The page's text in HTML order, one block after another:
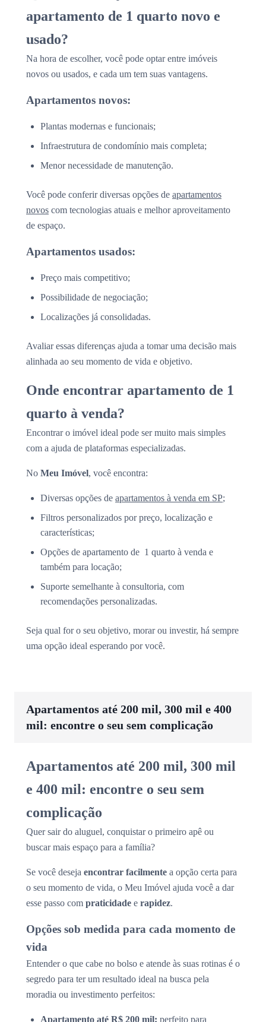
apartamento de 1 quarto novo e
usado?
Na hora de escolher, você pode optar entre imóveis
novos ou usados, e cada um tem suas vantagens.
Apartamentos novos:
Plantas modernas e funcionais;
Infraestrutura de condomínio mais completa;
Menor necessidade de manutenção.
Você pode conferir diversas opções de apartamentos
novos com tecnologias atuais e melhor aproveitamento
de espaço.
Apartamentos usados:
Preço mais competitivo;
Possibilidade de negociação;
Localizações já consolidadas.
Avaliar essas diferenças ajuda a tomar uma decisão mais
alinhada ao seu momento de vida e objetivo.
Onde encontrar apartamento de 1
quarto à venda?
Encontrar o imóvel ideal pode ser muito mais simples
com a ajuda de plataformas especializadas.
No Meu Imóvel, você encontra:
Diversas opções de apartamentos à venda em SP;
Filtros personalizados por preço, localização e
características;
Opções de apartamento de 1 quarto à venda e
também para locação;
Suporte semelhante à consultoria, com
recomendações personalizadas.
Seja qual for o seu objetivo, morar ou investir, há sempre
uma opção ideal esperando por você.
Apartamentos até 200 mil, 300 mil e 400
mil: encontre o seu sem complicação
Apartamentos até 200 mil, 300 mil
e 400 mil: encontre o seu sem
complicação
Quer sair do aluguel, conquistar o primeiro apê ou
buscar mais espaço para a família?
Se você deseja encontrar facilmente a opção certa para
o seu momento de vida, o Meu Imóvel ajuda você a dar
esse passo com praticidade e rapidez.
Opções sob medida para cada momento de
vida
Entender o que cabe no bolso e atende às suas rotinas é o
segredo para ter um resultado ideal na busca pela
moradia ou investimento perfeitos:
Apartamento até R$ 200 mil: perfeito para